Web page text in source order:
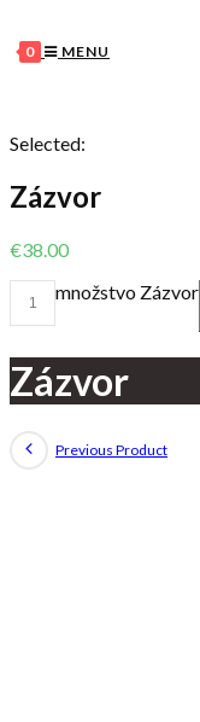
0 MENU
Selected:
Zázvor
€38.00
množstvo Zázvor
Zázvor
Previous Product